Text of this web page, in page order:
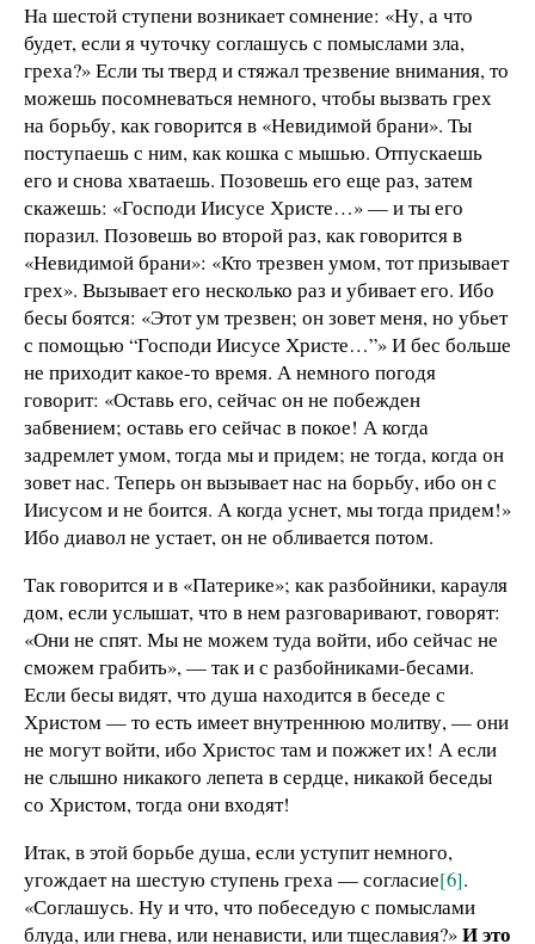
На шестой ступени возникает сомнение: «Ну, а что
будет, если я чуточку соглашусь с помыслами зла,
греха?» Если ты тверд и стяжал трезвение внимания, то
можешь посомневаться немного, чтобы вызвать грех
на борьбу, как говорится в «Невидимой брани». Ты
поступаешь с ним, как кошка с мышью. Отпускаешь
его и снова хватаешь. Позовешь его еще раз, затем
скажешь: «Господи Иисусе Христе…» — и ты его
поразил. Позовешь во второй раз, как говорится в
«Невидимой брани»: «Кто трезвен умом, тот призывает
грех». Вызывает его несколько раз и убивает его. Ибо
бесы боятся: «Этот ум трезвен; он зовет меня, но убьет
с помощью “Господи Иисусе Христе…”» И бес больше
не приходит какое-то время. А немного погодя
говорит: «Оставь его, сейчас он не побежден
забвением; оставь его сейчас в покое! А когда
задремлет умом, тогда мы и придем; не тогда, когда он
зовет нас. Теперь он вызывает нас на борьбу, ибо он с
Иисусом и не боится. А когда уснет, мы тогда придем!»
Ибо диавол не устает, он не обливается потом.
Так говорится и в «Патерике»; как разбойники, карауля
дом, если услышат, что в нем разговаривают, говорят:
«Они не спят. Мы не можем туда войти, ибо сейчас не
сможем грабить», — так и с разбойниками-бесами.
Если бесы видят, что душа находится в беседе с
Христом — то есть имеет внутреннюю молитву, — они
не могут войти, ибо Христос там и пожжет их! А если
не слышно никакого лепета в сердце, никакой беседы
со Христом, тогда они входят!
Итак, в этой борьбе душа, если уступит немного,
угождает на шестую ступень греха — согласие[6].
«Соглашусь. Ну и что, что побеседую с помыслами
блуда, или гнева, или ненависти, или тщеславия?»И это